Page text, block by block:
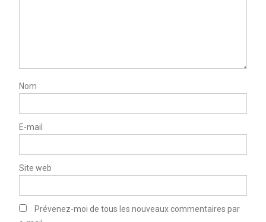
Nom
E-mail
Site web
Prévenez-moi de tous les nouveaux commentaires par